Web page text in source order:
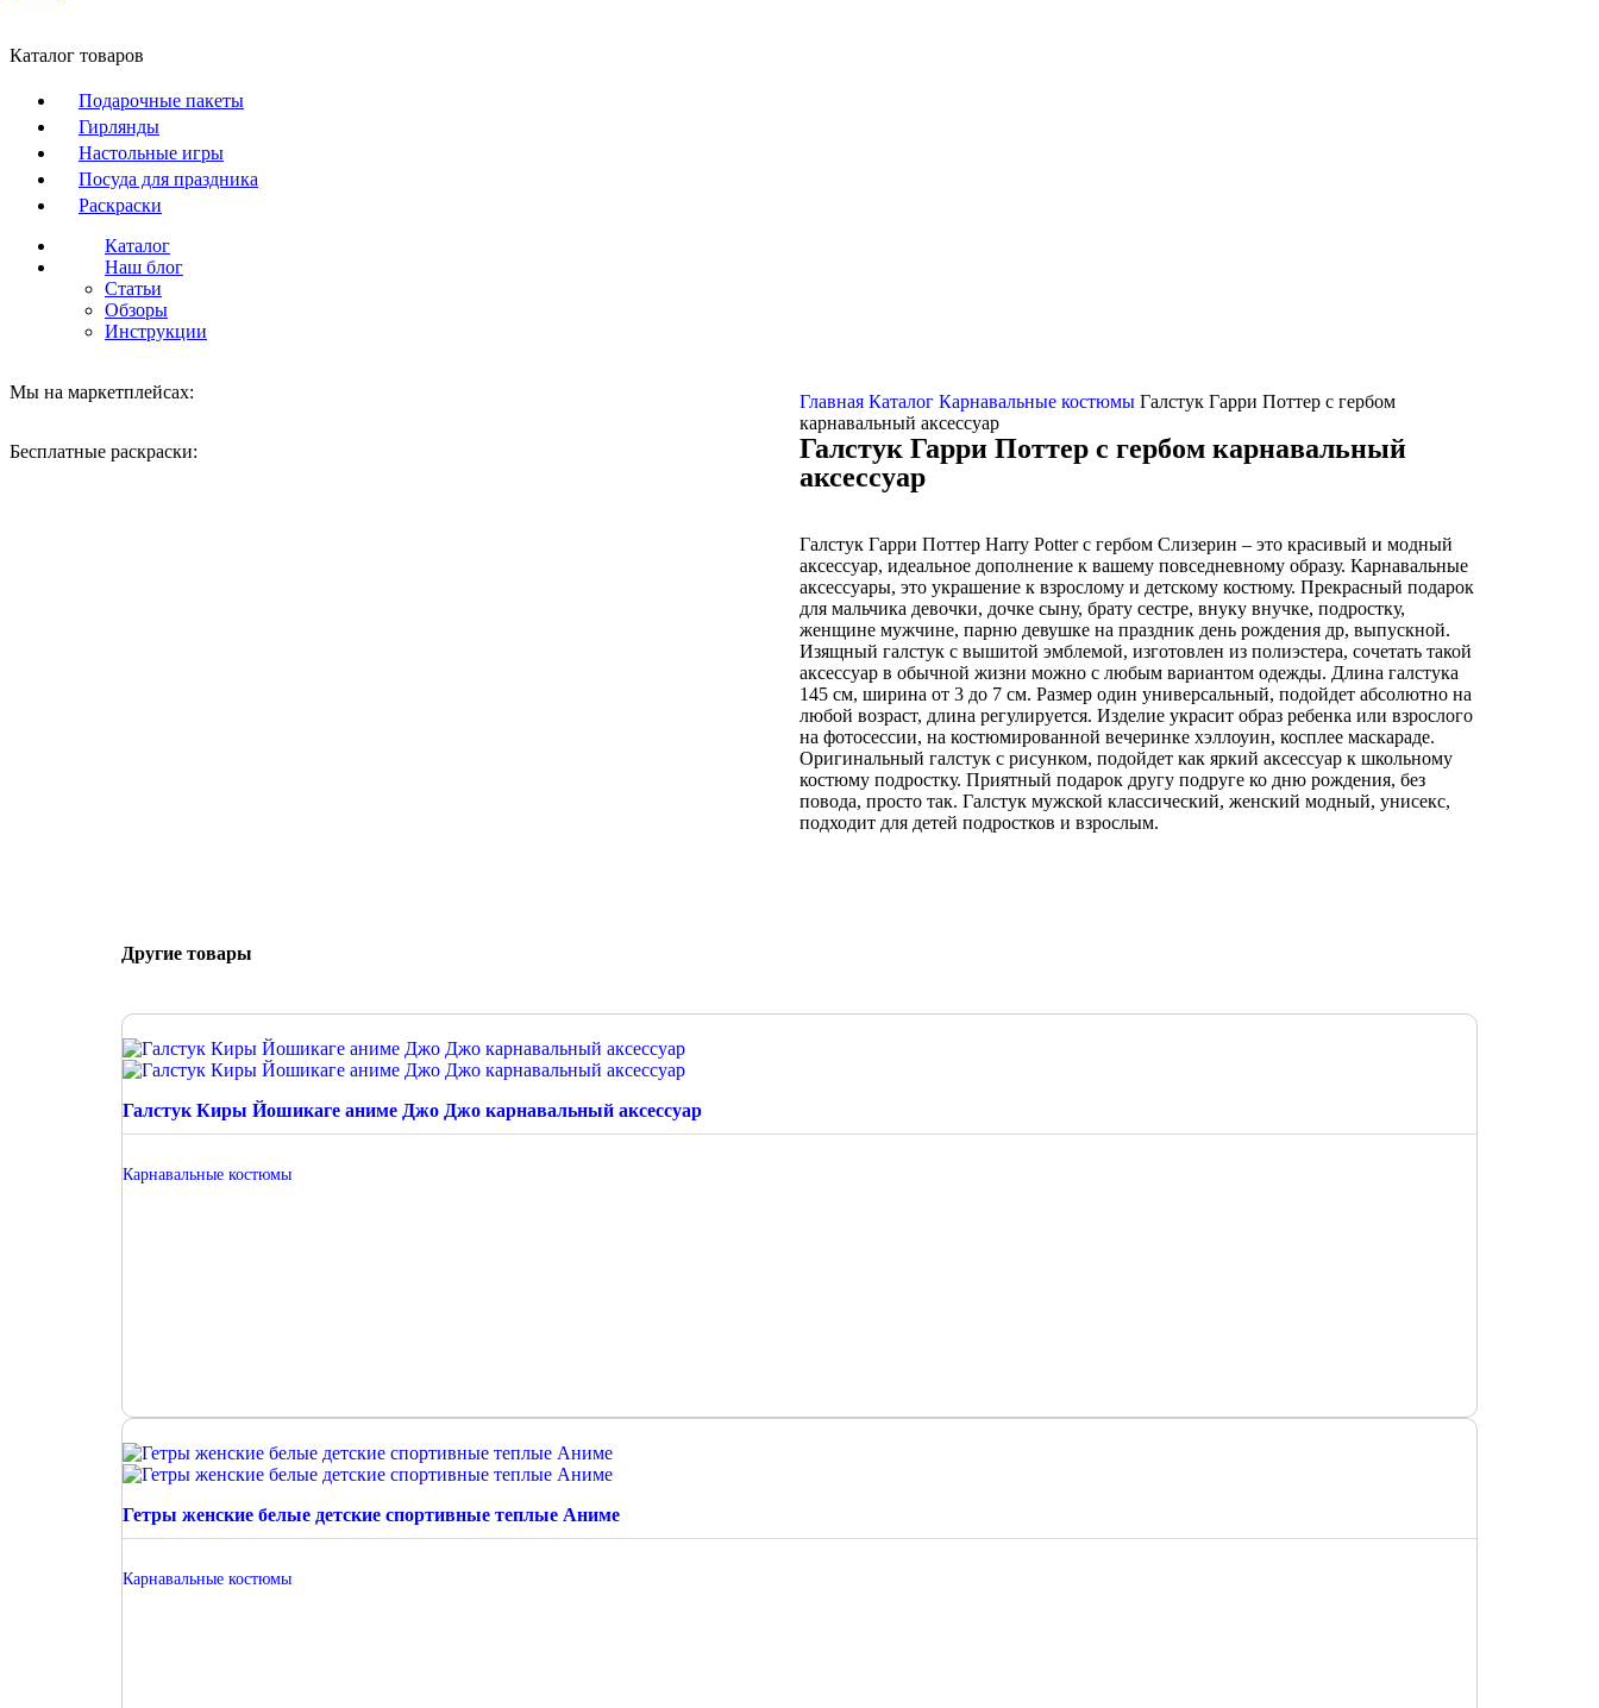
Каталог товаров
Подарочные пакеты
Гирлянды
Настольные игры
Посуда для праздника
Раскраски
Каталог
Наш блог
Статьи
Обзоры
Инструкции
Мы на маркетплейсах:
Бесплатные раскраски:
Главная Каталог Карнавальные костюмы Галстук Гарри Поттер с гербом
карнавальный аксессуар
Галстук Гарри Поттер с гербом карнавальный
аксессуар
Галстук Гарри Поттер Harry Potter с гербом Слизерин – это красивый и модный
аксессуар, идеальное дополнение к вашему повседневному образу. Карнавальные
аксессуары, это украшение к взрослому и детскому костюму. Прекрасный подарок
для мальчика девочки, дочке сыну, брату сестре, внуку внучке, подростку,
женщине мужчине, парню девушке на праздник день рождения др, выпускной.
Изящный галстук с вышитой эмблемой, изготовлен из полиэстера, сочетать такой
аксессуар в обычной жизни можно с любым вариантом одежды. Длина галстука
145 см, ширина от 3 до 7 см. Размер один универсальный, подойдет абсолютно на
любой возраст, длина регулируется. Изделие украсит образ ребенка или взрослого
на фотосессии, на костюмированной вечеринке хэллоуин, косплее маскараде.
Оригинальный галстук с рисунком, подойдет как яркий аксессуар к школьному
костюму подростку. Приятный подарок другу подруге ко дню рождения, без
повода, просто так. Галстук мужской классический, женский модный, унисекс,
подходит для детей подростков и взрослым.
Другие товары
Галстук Киры Йошикаге аниме Джо Джо карнавальный аксессуар
Карнавальные костюмы
Гетры женские белые детские спортивные теплые Аниме
Карнавальные костюмы